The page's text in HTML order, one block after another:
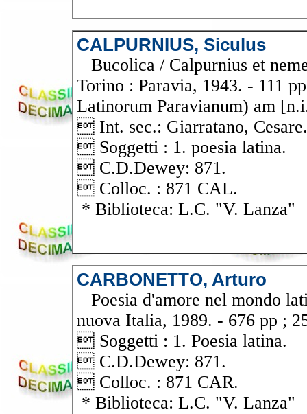
CALPURNIUS, Siculus
Bucolica / Calpurnius et
Torino : Paravia, 1943. - 111
Latinorum Paravianum) am
 Int. sec.: Giarratano, Cesare.
 Soggetti : 1. poesia latina.
 C.D.Dewey: 871.
 Colloc. : 871 CAL.
* Biblioteca: L.C. "V. Lanza"
CARBONETTO, Arturo
Poesia d'amore nel mondo
nuova Italia, 1989. - 676 pp ;
 Soggetti : 1. Poesia latina.
 C.D.Dewey: 871.
 Colloc. : 871 CAR.
* Biblioteca: L.C. "V. Lanza"